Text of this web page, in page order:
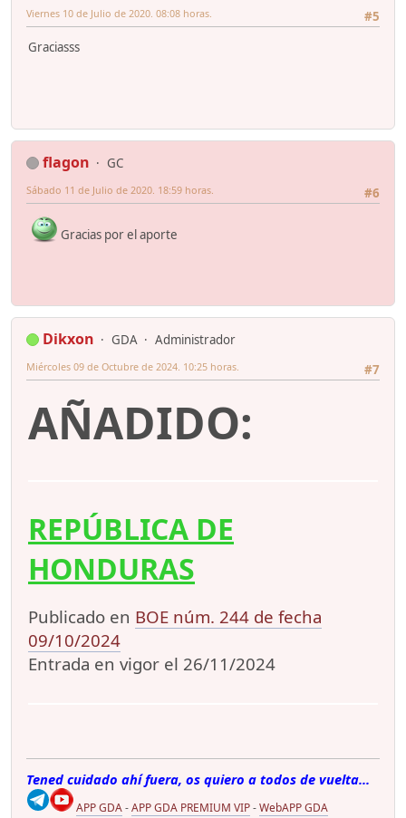
#5
Viernes 10 de Julio de 2020. 08:08 horas.
Graciasss
flagon
GC
#6
Sábado 11 de Julio de 2020. 18:59 horas.
Gracias por el aporte
Dikxon GDA
Administrador
#7
Miércoles 09 de Octubre de 2024. 10:25 horas.
AÑADIDO:
REPÚBLICA DE
HONDURAS
Publicado en BOE núm. 244 de fecha
09/10/2024
Entrada en vigor el 26/11/2024
Tened cuidado ahí fuera, os quiero a todos de vuelta...
APP GDA-APP GDA PREMIUM VIP-WebAPP GDA